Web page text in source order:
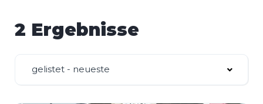
2 Ergebnisse
gelistet - neueste